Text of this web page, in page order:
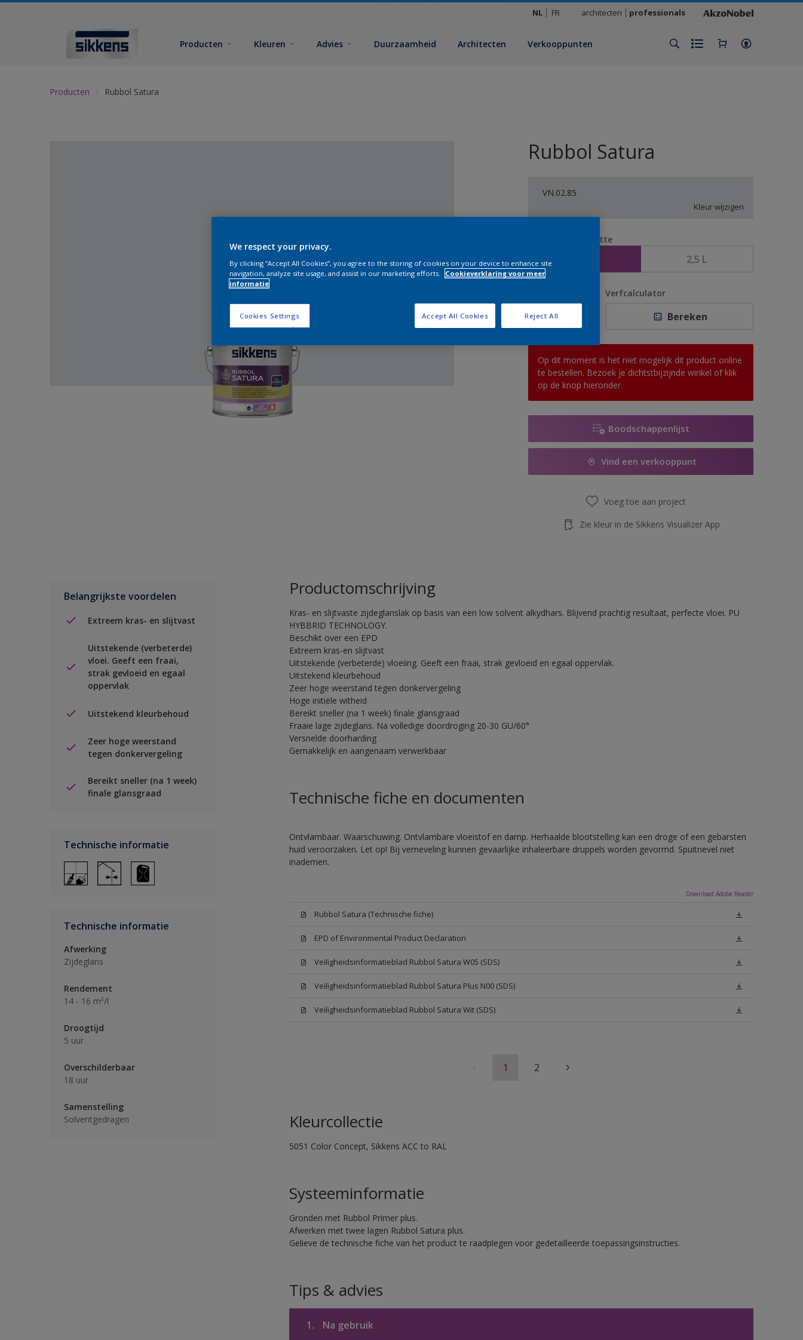
NL FR architecten professionals
Producten Kleuren Advies Duurzaamheid Architecten Verkooppunten
Producten Rubbol Satura
Rubbol Satura
VN.02.85
Kleur wijzigen
Verpakkingsgrootte
2,5 L
Verfcalculator
Bereken
Op dit moment is het niet mogelijk dit product online
te bestellen. Bezoek je dichtstbijzijnde winkel of klik
op de knop hieronder.
Boodschappenlijst
Vind een verkooppunt
Voeg toe aan project
Zie kleur in de Sikkens Visualizer App
Belangrijkste voordelen
Extreem kras- en slijtvast
Uitstekende (verbeterde)
vloei. Geeft een fraai,
strak gevloeid en egaal
oppervlak
Uitstekend kleurbehoud
Zeer hoge weerstand
tegen donkervergeling
Bereikt sneller (na 1 week)
finale glansgraad
Technische informatie
Technische informatie
Afwerking
Zijdeglans
Rendement
14 - 16 m²/l
Droogtijd
5 uur
Overschilderbaar
18 uur
Samenstelling
Solventgedragen
Productomschrijving
Kras- en slijtvaste zijdeglanslak op basis van een low solvent alkydhars. Blijvend prachtig resultaat, perfecte vloei. PU
HYBBRID TECHNOLOGY.
Beschikt over een EPD
Extreem kras-en slijtvast
Uitstekende (verbeterde) vloeiing. Geeft een fraai, strak gevloeid en egaal oppervlak.
Uitstekend kleurbehoud
Zeer hoge weerstand tegen donkervergeling
Hoge initiële witheid
Bereikt sneller (na 1 week) finale glansgraad
Fraaie lage zijdeglans. Na volledige doordroging 20-30 GU/60°
Versnelde doorharding
Gemakkelijk en aangenaam verwerkbaar
Technische fiche en documenten
Ontvlambaar. Waarschuwing. Ontvlambare vloeistof en damp. Herhaalde blootstelling kan een droge of een gebarsten
huid veroorzaken. Let op! Bij verneveling kunnen gevaarlijke inhaleerbare druppels worden gevormd. Spuitnevel niet
inademen.
Download Adobe Reader
Rubbol Satura (Technische fiche)
EPD of Environmental Product Declaration
Veiligheidsinformatieblad Rubbol Satura W05 (SDS)
Veiligheidsinformatieblad Rubbol Satura Plus N00 (SDS)
Veiligheidsinformatieblad Rubbol Satura Wit (SDS)
1 2
Kleurcollectie
5051 Color Concept, Sikkens ACC to RAL
Systeeminformatie
Gronden met Rubbol Primer plus.
Afwerken met twee lagen Rubbol Satura plus.
Gelieve de technische fiche van het product te raadplegen voor gedetailleerde toepassingsinstructies.
Tips & advies
1. Na gebruik
We respect your privacy.
By clicking “Accept All Cookies”, you agree to the storing of cookies on your device to enhance site
navigation, analyze site usage, and assist in our marketing efforts.
Cookieverklaring voor meer
informatie
Cookies Settings Reject All
Accept All Cookies